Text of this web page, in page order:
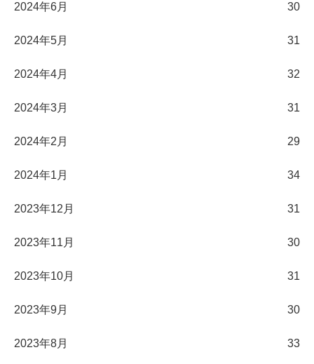
2024年6月 30
2024年5月 31
2024年4月 32
2024年3月 31
2024年2月 29
2024年1月 34
2023年12月 31
2023年11月 30
2023年10月 31
2023年9月 30
2023年8月 33